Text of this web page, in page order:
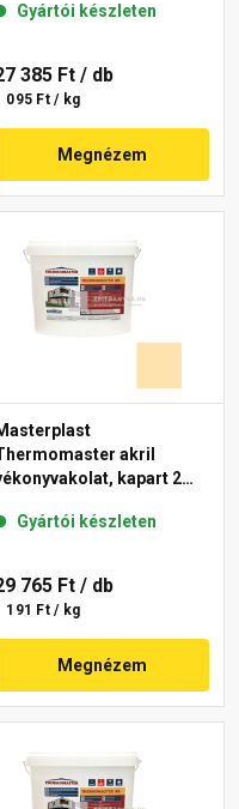
Gyártói készleten
385 Ft / db
095 Ft / kg
Megnézem
akril
kapart 2
Gyártói készleten
765 Ft / db
191 Ft / kg
Megnézem